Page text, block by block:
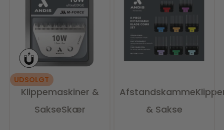
UDSOLGT
Klippemaskiner &
SakseSkær
Afstandskamme
& Sakse